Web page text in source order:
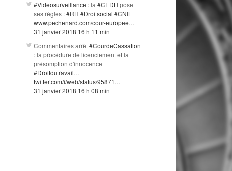
#Videosurveillance : la #CEDH pose
ses règles :#RH #Droitsocial #CNIL
www.pechenard.com/cour-europee…
31 janvier 2018 16 h 11 min
Commentaires arrêt#CourdeCassation
: la procédure de licenciement et la
présomption d'innocence
#Droitdutravail
twitter.com/i/web/status/95871…
31 janvier 2018 16 h 08 min